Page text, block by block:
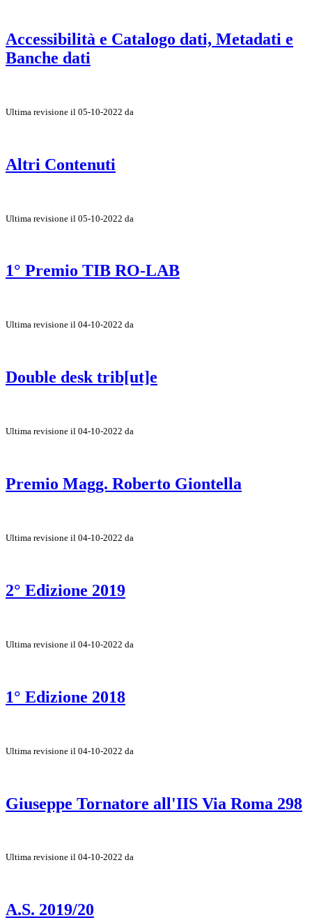
Accessibilità e Catalogo dati, Metadati e
Banche dati
Ultima revisione il 05-10-2022 da
Altri Contenuti
Ultima revisione il 05-10-2022 da
1° Premio TIB RO-LAB
Ultima revisione il 04-10-2022 da
Double desk trib[ut]e
Ultima revisione il 04-10-2022 da
Premio Magg. Roberto Giontella
Ultima revisione il 04-10-2022 da
2° Edizione 2019
Ultima revisione il 04-10-2022 da
1° Edizione 2018
Ultima revisione il 04-10-2022 da
Giuseppe Tornatore all'IIS Via Roma 298
Ultima revisione il 04-10-2022 da
A.S. 2019/20